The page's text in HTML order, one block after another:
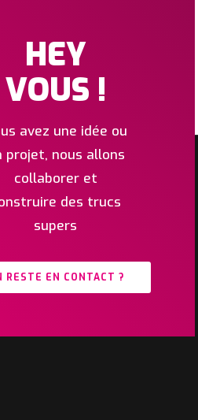
HEY
VOUS !
avez une idée ou
projet, nous allons
collaborer et
des trucs
supers
RESTE EN CONTACT ?